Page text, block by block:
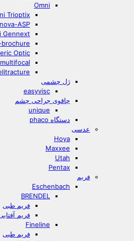
Omni
Trioptix
ASP
Gennext
brochure
Optic
ژل چشمی
easyvisc
چاقوی جراحی چشم
unique
دستگاه phaco
عدسی
Hoya
Maxxee
Utah
Pentax
فریم
Eschenbach
BRENDEL
فریم طبی
فریم
Fineline
فریم طبی